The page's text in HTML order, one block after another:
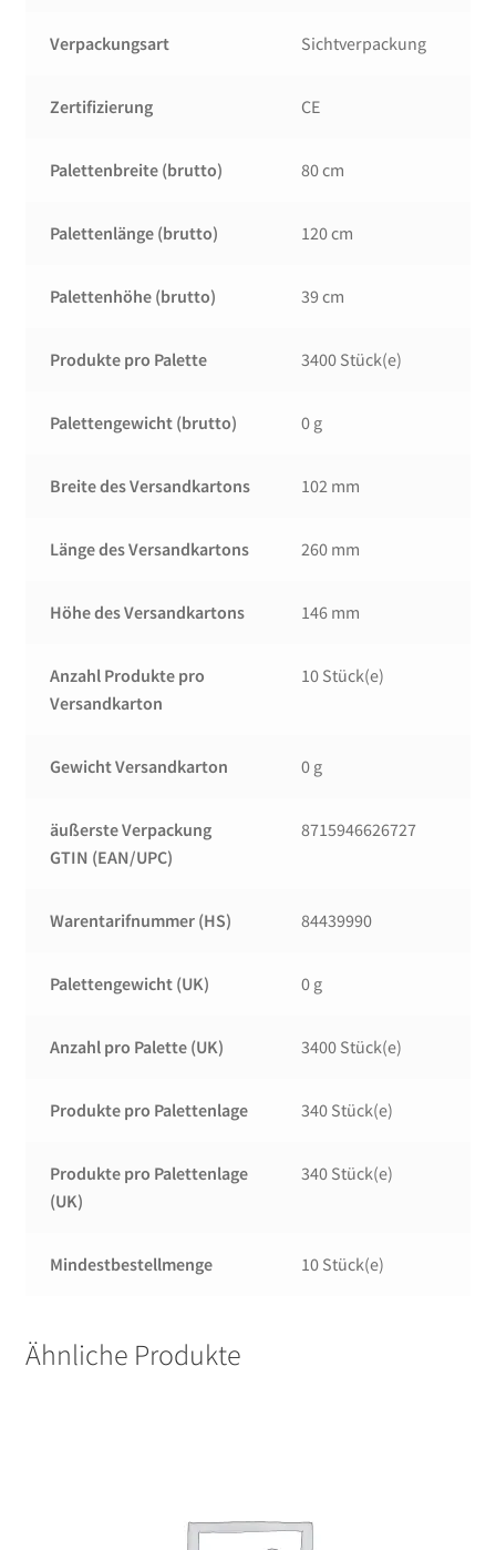
Verpackungsart Sichtverpackung
Zertifizierung CE
Palettenbreite (brutto) 80 cm
Palettenlänge (brutto) 120 cm
Palettenhöhe (brutto) 39 cm
Produkte pro Palette 3400 Stück(e)
Palettengewicht (brutto) 0 g
Breite des Versandkartons 102 mm
Länge des Versandkartons 260 mm
Höhe des Versandkartons 146 mm
Anzahl Produkte pro
Versandkarton
10 Stück(e)
Gewicht Versandkarton 0 g
äußerste Verpackung
GTIN (EAN/UPC)
8715946626727
Warentarifnummer (HS) 84439990
Palettengewicht (UK) 0 g
Anzahl pro Palette (UK) 3400 Stück(e)
Produkte pro Palettenlage 340 Stück(e)
Produkte pro Palettenlage
(UK)
340 Stück(e)
Mindestbestellmenge 10 Stück(e)
Ähnliche Produkte